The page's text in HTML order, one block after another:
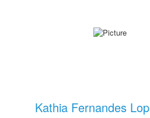
Kathia Fernandes